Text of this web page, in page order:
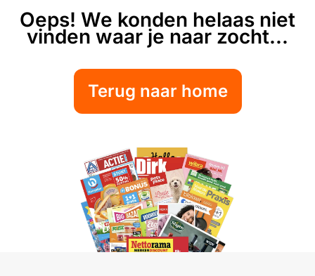
Oeps! We konden helaas niet
vinden waar je naar zocht...
Terug naar home